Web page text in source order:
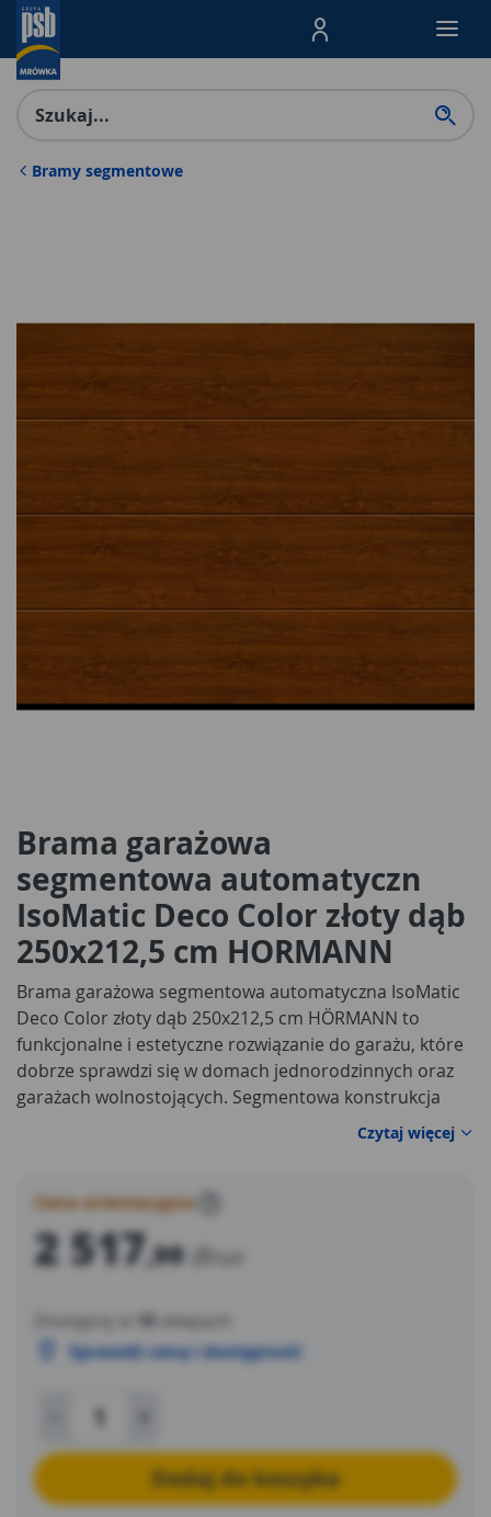
Menu Produktów,
Bramy segmentowe
Brama garażowa
segmentowa automatyczn
IsoMatic Deco Color złoty dąb
250x212,5 cm HORMANN
Brama garażowa segmentowa automatyczna IsoMatic
Deco Color złoty dąb 250x212,5 cm HÖRMANN to
funkcjonalne i estetyczne rozwiązanie do garażu, które
dobrze sprawdzi się w domach jednorodzinnych oraz
garażach wolnostojących. Segmentowa konstrukcja
umożliwia wygodne otwieranie bramy pionowo do
góry, bez wysuwania skrzydła przed garaż. Dzięki temu
bez problemu zaparkować samochód blisko bramy.
Okleina w kolorze złoty dąb nadaje produktowi ciepły,
naturalny wygląd, który dobrze komponuje się z
drewnopodobną stolarką, drzwiami wejściowymi oraz
elementami wykończenia budynku.
Czytaj więcej
Cena orientacyjna
2 517,99 zł
Dostępny w 10
sklepach
Sprawdź cenę i dostępność
Dodaj do koszyka